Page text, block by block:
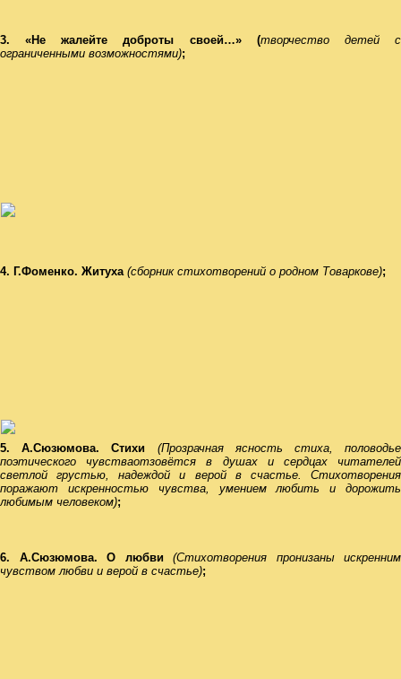
3. «Не жалейте доброты своей…» (творчество детей с
ограниченными возможностями);
4. Г.Фоменко. Житуха (сборник стихотворений о родном Товаркове);
5. А.Сюзюмова. Стихи (Прозрачная ясность стиха, половодье
поэтического чувстваотзовётся в душах и сердцах читателей
светлой грустью, надеждой и верой в счастье. Стихотворения
поражают искренностью чувства, умением любить и дорожить
любимым человеком);
6. А.Сюзюмова. О любви (Стихотворения пронизаны искренним
чувством любви и верой в счастье);